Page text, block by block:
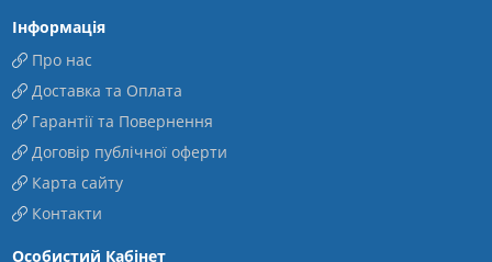
Інформація
Про нас
Доставка та Оплата
Гарантії та Повернення
Договір публічної оферти
Карта сайту
Контакти
Особистий Кабінет